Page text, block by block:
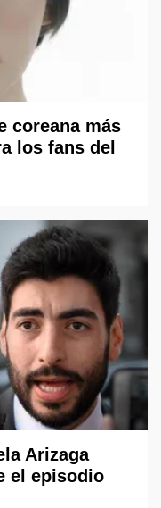
coreana más
los fans del
Arizaga
el episodio